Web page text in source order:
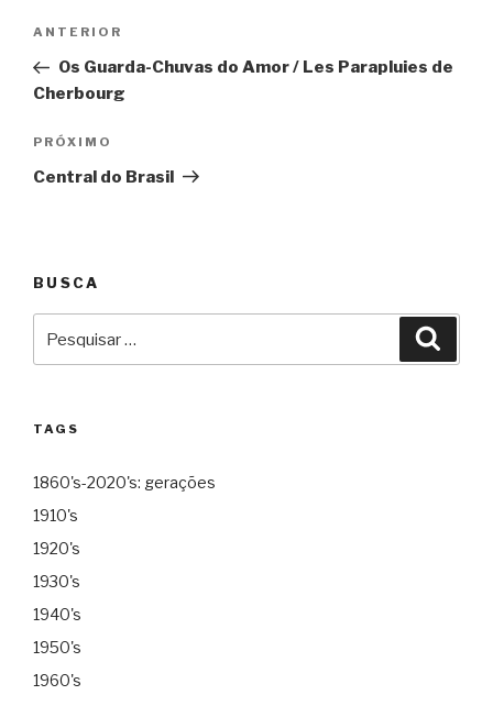
Post
Anterior
ANTERIOR
Os Guarda-Chuvas do Amor / Les Parapluies de
Cherbourg
Próximo
PRÓXIMO
Central do Brasil
BUSCA
por:
TAGS
1860's-2020's: gerações
1910's
1920's
1930's
1940's
1950's
1960's